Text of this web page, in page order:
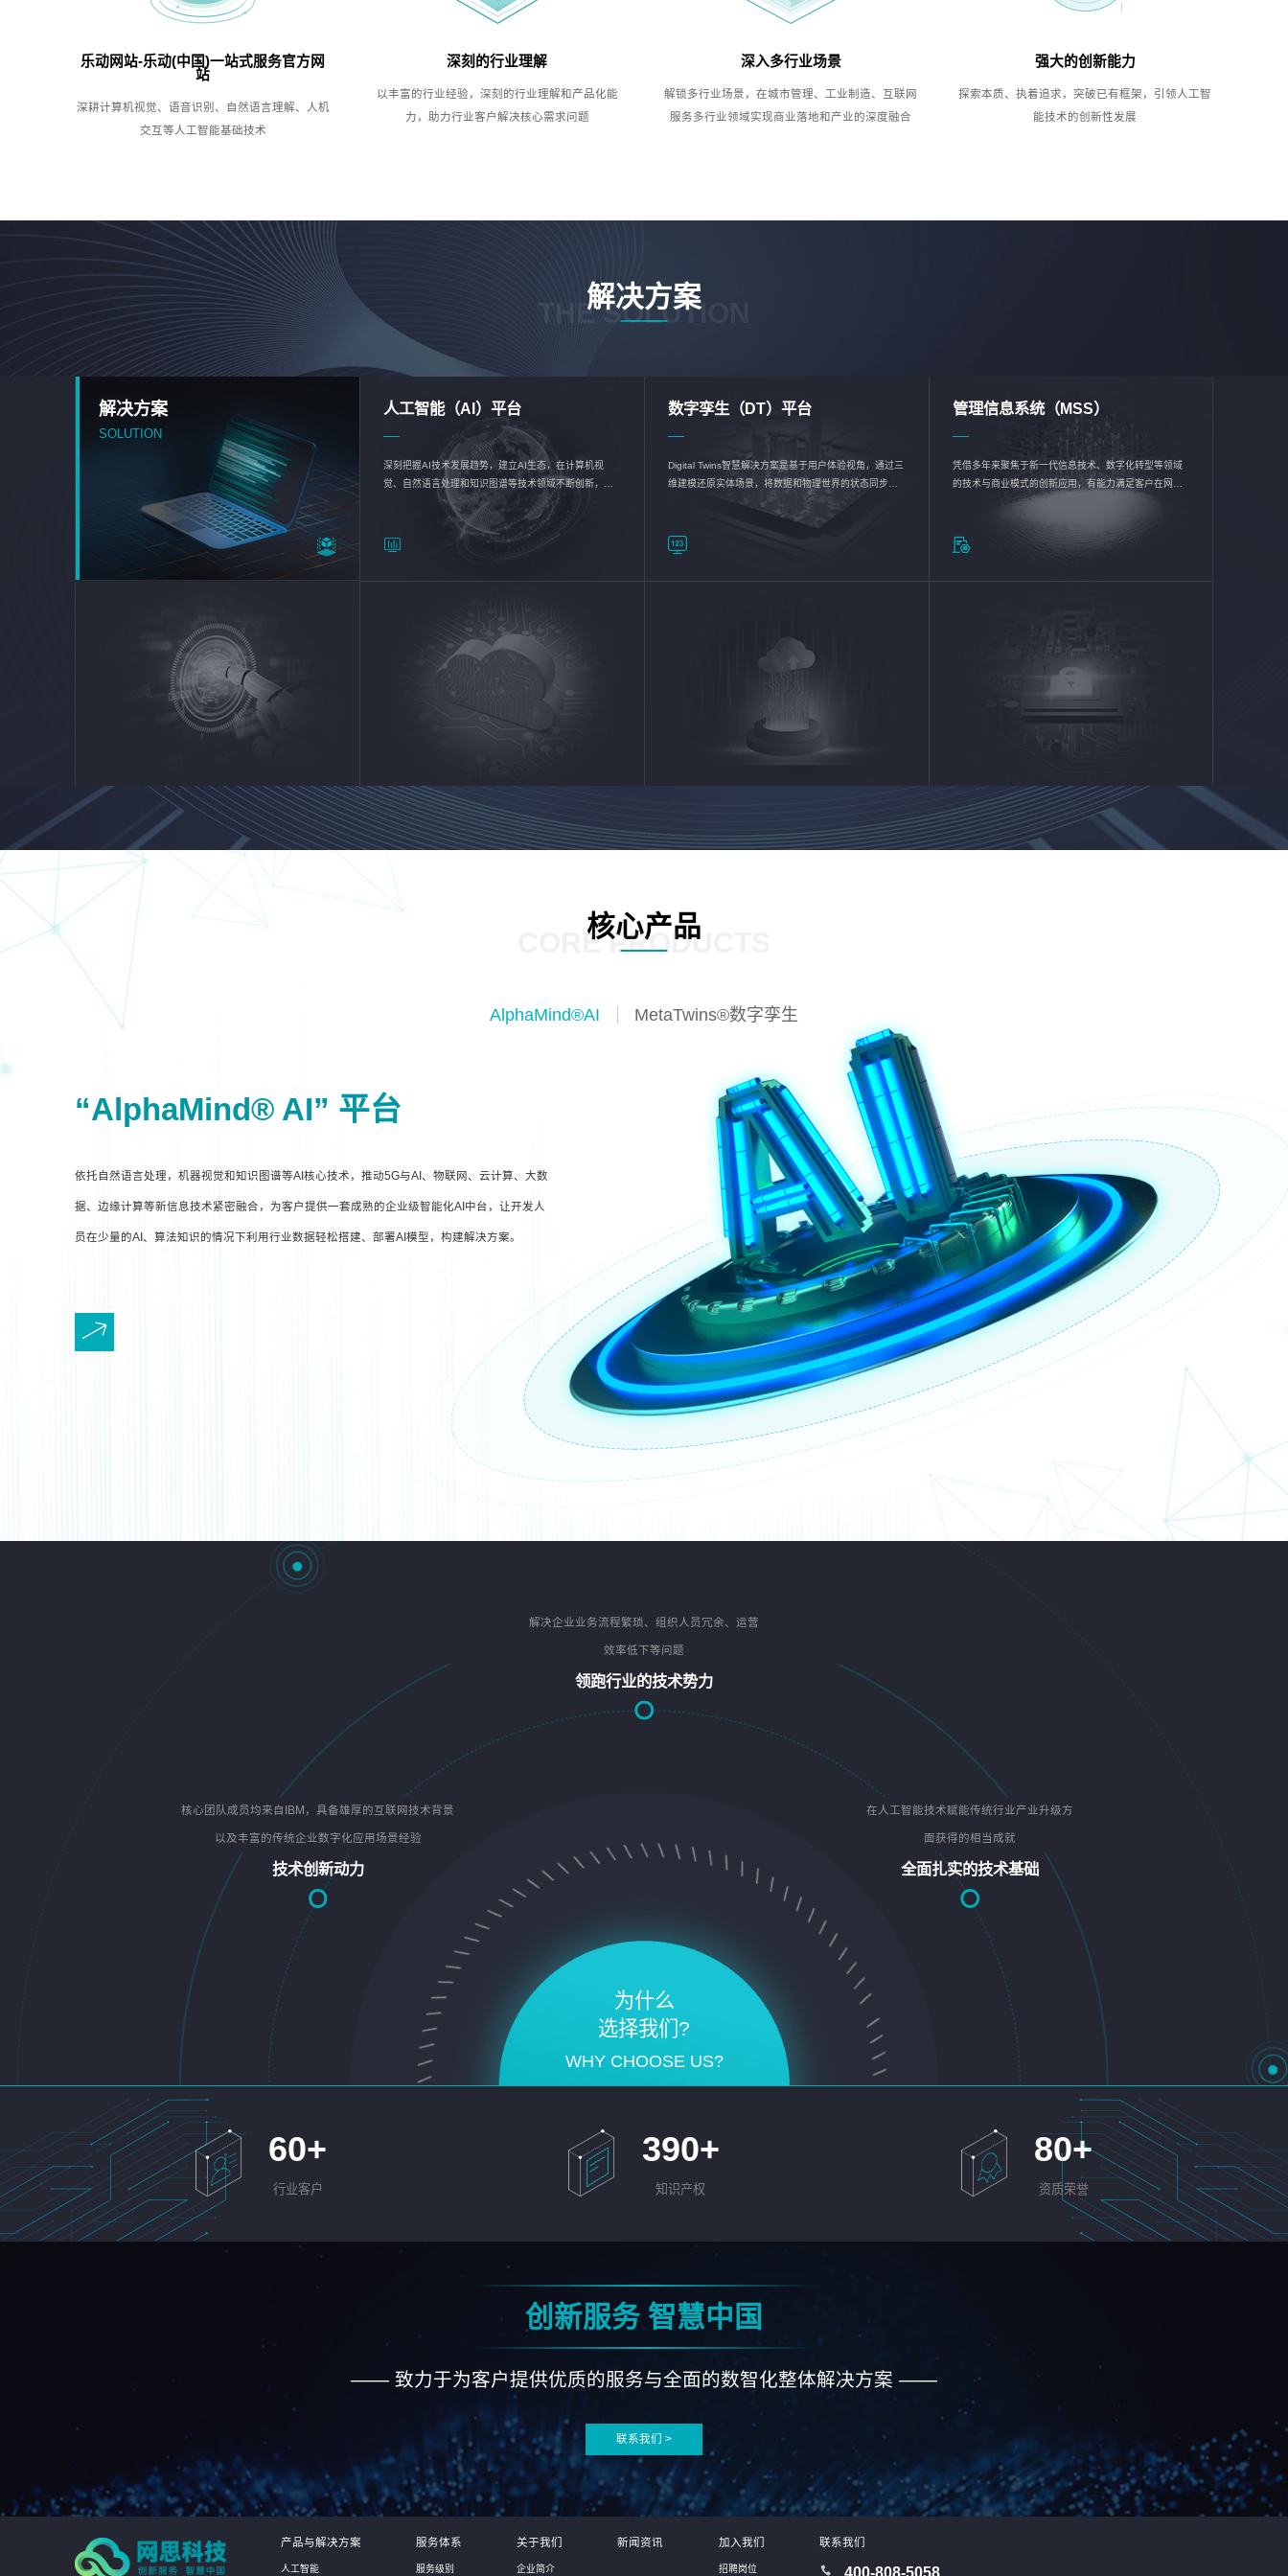
乐动网站-乐动(中国)一站式服务官方网
站
深耕计算机视觉、语音识别、自然语言理解、人机
交互等人工智能基础技术
深刻的行业理解
以丰富的行业经验，深刻的行业理解和产品化能
力，助力行业客户解决核心需求问题
深入多行业场景
解锁多行业场景，在城市管理、工业制造、互联网
服务多行业领域实现商业落地和产业的深度融合
强大的创新能力
探索本质、执着追求，突破已有框架，引领人工智
能技术的创新性发展
解决方案
THE SOLUTION
解决方案
SOLUTION
人工智能（AI）平台
深刻把握AI技术发展趋势，建立AI生态，在计算机视
觉、自然语言处理和知识图谱等技术领域不断创新，持
续优化企业数智化转型加速器—AlphaMind®AI能力开放
数字孪生（DT）平台
Digital Twins智慧解决方案是基于用户体验视角，通过三
维建模还原实体场景，将数据和物理世界的状态同步呈
现，使用户对关键数据有更直观的感受，推动各行业完
成智能化转型，实现新旧动能的转换
管理信息系统（MSS）
凭借多年来聚焦于新一代信息技术、数字化转型等领域
的技术与商业模式的创新应用，有能力满足客户在网络
优化、运营维护和信息安全防护等方面的需求，为客户
核心产品
CORE PRODUCTS
AlphaMind®AI MetaTwins®数字孪生
“AlphaMind® AI” 平台
依托自然语言处理，机器视觉和知识图谱等AI核心技术，推动5G与AI、物联网、云计算、大数
据、边缘计算等新信息技术紧密融合，为客户提供一套成熟的企业级智能化AI中台，让开发人
员在少量的AI、算法知识的情况下利用行业数据轻松搭建、部署AI模型，构建解决方案。
为什么
选择我们?
WHY CHOOSE US?
核心团队成员均来自IBM，具备雄厚的互联网技术背景
以及丰富的传统企业数字化应用场景经验
技术创新动力
解决企业业务流程繁琐、组织人员冗余、运营
效率低下等问题
领跑行业的技术势力
在人工智能技术赋能传统行业产业升级方
面获得的相当成就
全面扎实的技术基础
60+
行业客户
390+
知识产权
80+
资质荣誉
创新服务 智慧中国
—— 致力于为客户提供优质的服务与全面的数智化整体解决方案 ——
联系我们 >
产品与解决方案
人工智能
服务体系
服务级别
关于我们
企业简介
新闻资讯 加入我们
招聘岗位
联系我们
400-808-5058